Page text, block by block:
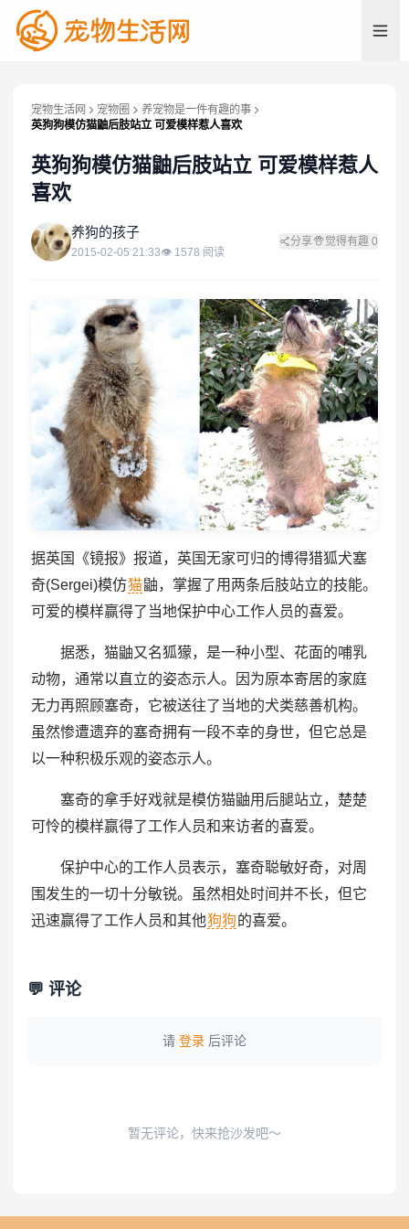
宠物生活网 宠物圈
养宠物是一件有趣的事
英狗狗模仿猫鼬后肢站立 可爱模样惹人喜欢
英狗狗模仿猫鼬后肢站立 可爱模样惹人
喜欢
养 养狗的孩子
2015-02-05 21:33👁 1578 阅读
分享 觉得有趣 0
据英国《镜报》报道，英国无家可归的博得猎狐犬塞
奇(Sergei)模仿猫鼬，掌握了用两条后肢站立的技能。
可爱的模样赢得了当地保护中心工作人员的喜爱。
据悉，猫鼬又名狐獴，是一种小型、花面的哺乳
动物，通常以直立的姿态示人。因为原本寄居的家庭
无力再照顾塞奇，它被送往了当地的犬类慈善机构。
虽然惨遭遗弃的塞奇拥有一段不幸的身世，但它总是
以一种积极乐观的姿态示人。
塞奇的拿手好戏就是模仿猫鼬用后腿站立，楚楚
可怜的模样赢得了工作人员和来访者的喜爱。
保护中心的工作人员表示，塞奇聪敏好奇，对周
围发生的一切十分敏锐。虽然相处时间并不长，但它
迅速赢得了工作人员和其他狗狗的喜爱。
💬 评论
请 登录 后评论
暂无评论，快来抢沙发吧～